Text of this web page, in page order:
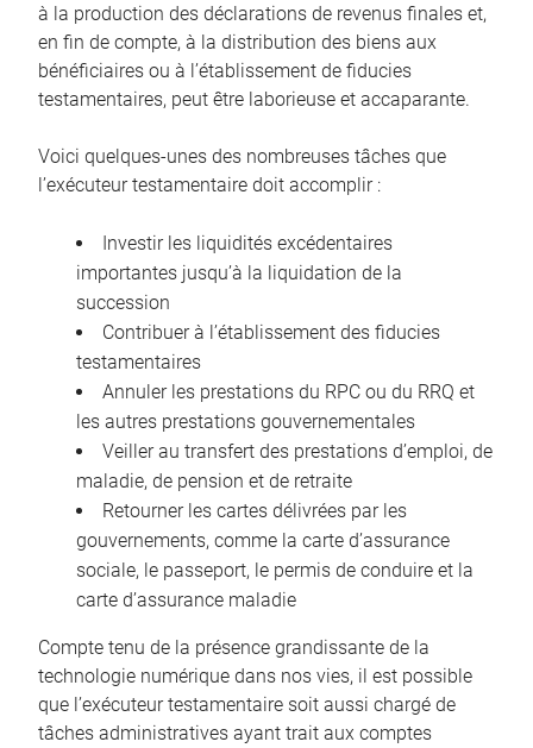
à la production des déclarations de revenus finales et,
en fin de compte, à la distribution des biens aux
bénéficiaires ou à l’établissement de fiducies
testamentaires, peut être laborieuse et accaparante.
Voici quelques-unes des nombreuses tâches que
l’exécuteur testamentaire doit accomplir :
Investir les liquidités excédentaires
importantes jusqu’à la liquidation de la
succession
Contribuer à l’établissement des fiducies
testamentaires
Annuler les prestations du RPC ou du RRQ et
les autres prestations gouvernementales
Veiller au transfert des prestations d’emploi, de
maladie, de pension et de retraite
Retourner les cartes délivrées par les
gouvernements, comme la carte d’assurance
sociale, le passeport, le permis de conduire et la
carte d’assurance maladie
Compte tenu de la présence grandissante de la
technologie numérique dans nos vies, il est possible
que l’exécuteur testamentaire soit aussi chargé de
tâches administratives ayant trait aux comptes